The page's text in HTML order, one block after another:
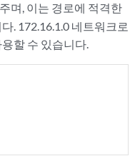
며, 이는 경로에 적격한
. 172.16.1.0 네트워크로
할 수 있습니다.